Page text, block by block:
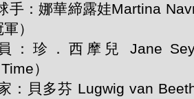
手：娜華締露娃Martina
）
：珍．西摩兒 Jane
）
：貝多芬 Lugwig van